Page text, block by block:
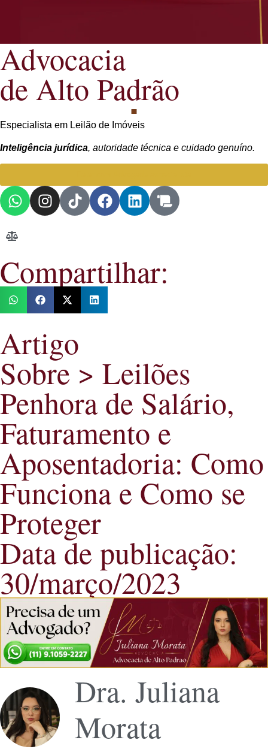
Advocacia
de Alto Padrão
Especialista em Leilão de Imóveis
Inteligência jurídica, autoridade técnica e cuidado genuíno.
Compartilhar:
Artigo
Sobre > Leilões
Penhora de Salário,
Faturamento e
Aposentadoria: Como
Funciona e Como se
Proteger
Data de publicação:
30/março/2023
Dra. Juliana
Morata